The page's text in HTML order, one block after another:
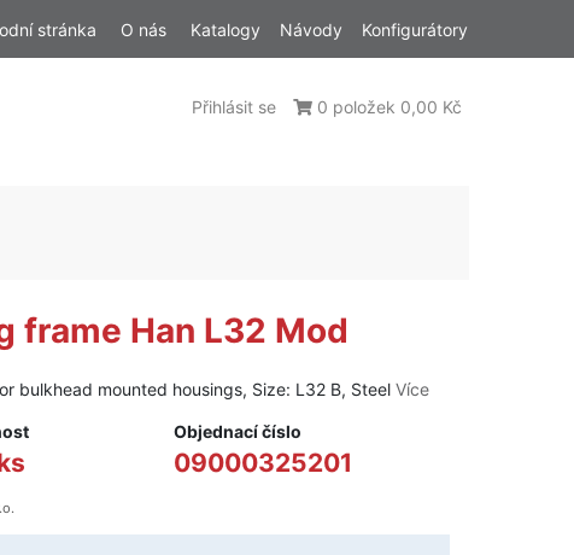
stránka O nás Katalogy Návody Konfigurátory
Přihlásit se 0 položek 0,00 Kč
frame Han L32 Mod
bulkhead mounted housings, Size: L32 B, SteelVíce
Objednací číslo
09000325201